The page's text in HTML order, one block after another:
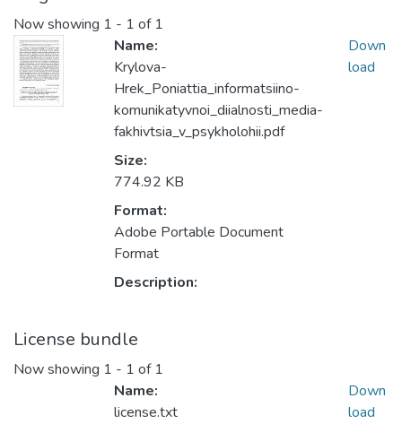
Now showing 1 - 1 of 1
Name:
Krylova-
Hrek_Poniattia_informatsiino-
komunikatyvnoi_diialnosti_media-
fakhivtsia_v_psykholohii.pdf
Size:
774.92 KB
Format:
Adobe Portable Document
Format
Description:
Down
load
License bundle
Now showing 1 - 1 of 1
Name:
license.txt
Down
load